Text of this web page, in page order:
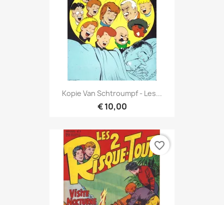
Kopie Van Schtroumpf - Les...
€ 10,00
favorite_border